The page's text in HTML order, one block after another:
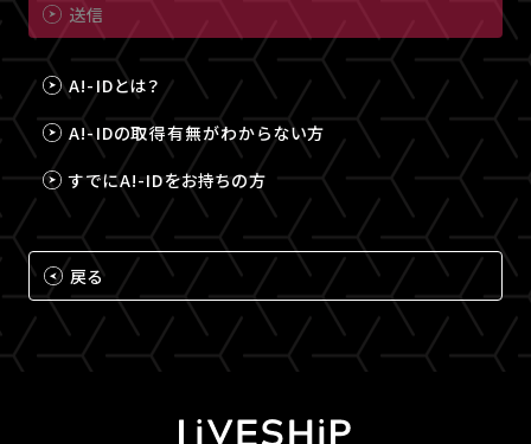
送信
A!-IDとは？
A!-IDの取得有無がわからない方
すでにA!-IDをお持ちの方
戻る